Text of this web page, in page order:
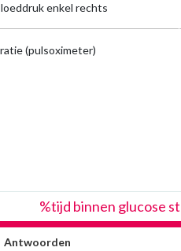
enkel rechts
(pulsoximeter)
%tijd binnen glucose
Antwoorden